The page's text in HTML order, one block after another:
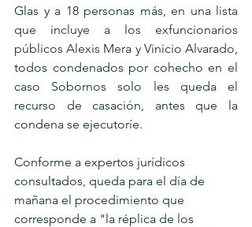
Glas y a 18 personas más, en una lista
que incluye a los exfuncionarios
públicos Alexis Mera y Vinicio Alvarado
todos condenados por cohecho en el
caso Sobornos solo les queda el
recurso de casación, antes que la
condena se ejecutoríe.
Conforme a expertos jurídicos
consultados, queda para el día de
mañana el procedimiento que
corresponde a "la réplica de los